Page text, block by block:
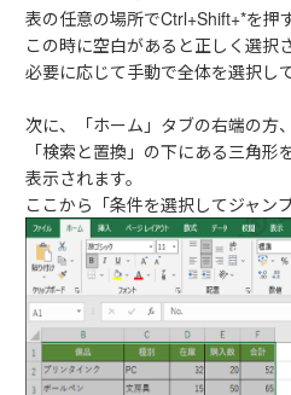
表の任意の場所でCtrl+Shift+*を押
この時に空白があると正しく選択
必要に応じて手動で全体を選択し
次に、「ホーム」タブの右端の方、
「検索と置換」の下にある三角
表示されます。
ここから「条件を選択してジャン